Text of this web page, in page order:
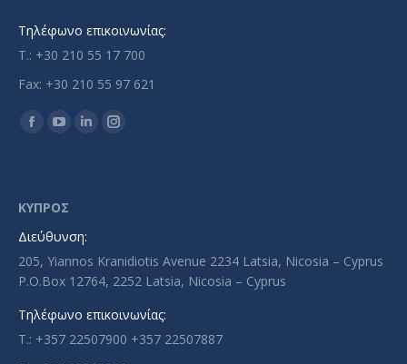
Τηλέφωνο επικοινωνίας:
T.: +30 210 55 17 700
Fax: +30 210 55 97 621
Find us on:
Facebook
in
new
YouTube
in
window
LinkedinInstagram
ΚΥΠΡΟΣ
Διεύθυνση:
205, Yiannos Kranidiotis Avenue 2234 Latsia, Nicosia – Cyprus
P.O.Box 12764, 2252 Latsia, Nicosia – Cyprus
Τηλέφωνο επικοινωνίας:
T.: +357 22507900 +357 22507887